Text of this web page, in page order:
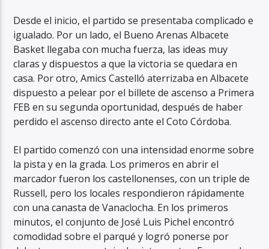
Desde el inicio, el partido se presentaba complicado e
igualado. Por un lado, el Bueno Arenas Albacete
Basket llegaba con mucha fuerza, las ideas muy
claras y dispuestos a que la victoria se quedara en
casa. Por otro, Amics Castelló aterrizaba en Albacete
dispuesto a pelear por el billete de ascenso a Primera
FEB en su segunda oportunidad, después de haber
perdido el ascenso directo ante el Coto Córdoba.
El partido comenzó con una intensidad enorme sobre
la pista y en la grada. Los primeros en abrir el
marcador fueron los castellonenses, con un triple de
Russell, pero los locales respondieron rápidamente
con una canasta de Vanaclocha. En los primeros
minutos, el conjunto de José Luis Pichel encontró
comodidad sobre el parqué y logró ponerse por